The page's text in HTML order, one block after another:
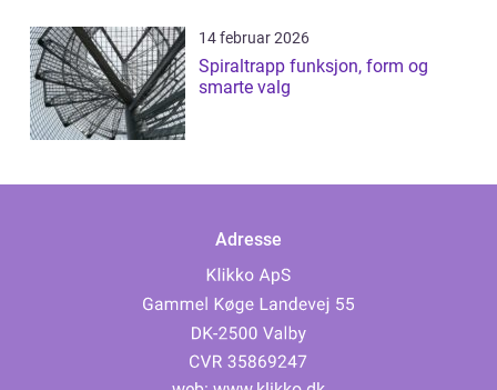
14 februar 2026
Spiraltrapp funksjon, form og
smarte valg
Adresse